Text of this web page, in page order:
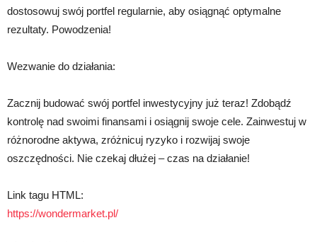
dostosowuj swój portfel regularnie, aby osiągnąć optymalne
rezultaty. Powodzenia!
Wezwanie do działania:
Zacznij budować swój portfel inwestycyjny już teraz! Zdobądź
kontrolę nad swoimi finansami i osiągnij swoje cele. Zainwestuj w
różnorodne aktywa, zróżnicuj ryzyko i rozwijaj swoje
oszczędności. Nie czekaj dłużej – czas na działanie!
Link tagu HTML:
https://wondermarket.pl/